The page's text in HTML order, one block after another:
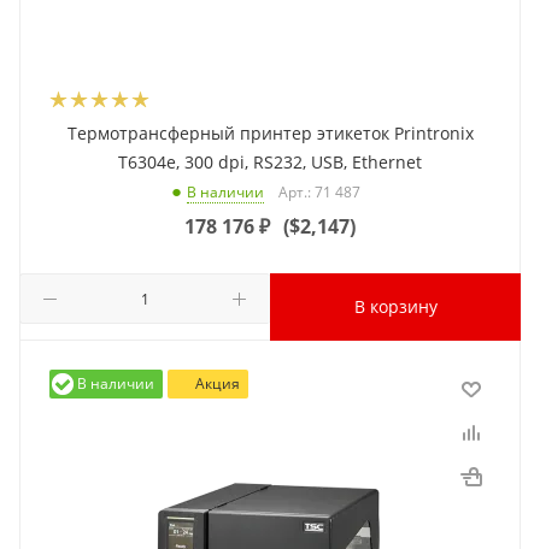
Термотрансферный принтер этикеток Printronix
T6304e, 300 dpi, RS232, USB, Ethernet
В наличии Арт.: 71 487
178 176₽ ($2,147)
В корзину
В наличии Акция